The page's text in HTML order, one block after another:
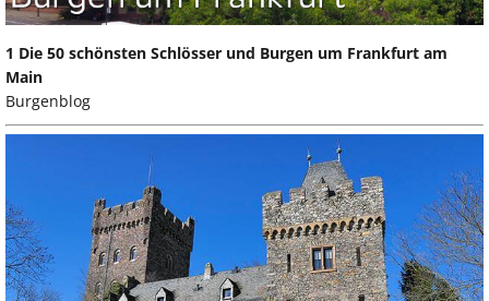
1 Die 50 schönsten Schlösser und Burgen um Frankfurt am
Main
Burgenblog